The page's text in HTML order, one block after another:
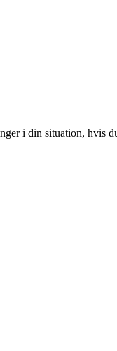
i din situation, hvis